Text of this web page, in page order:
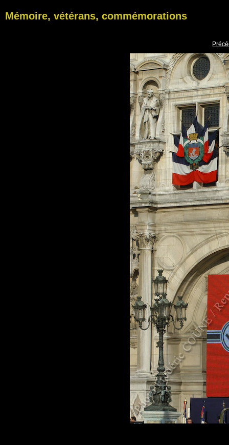
Mémoire, vétérans, commémorations